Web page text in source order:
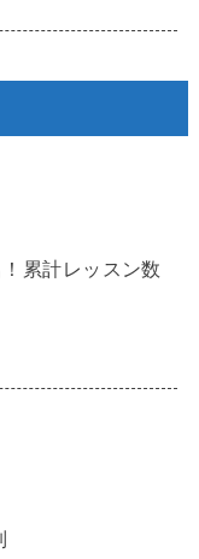
累計レッスン数